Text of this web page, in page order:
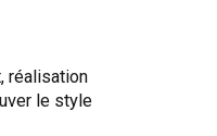
réalisation
le style